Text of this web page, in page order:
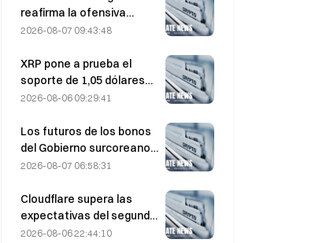
rendimientos a largo
plazo sería limitado.
reafirma la ofensiva
contra las criptomonedas
trabajo del 4 de agosto
2026-08-07 09:43:48
XRP pone a prueba el
soporte de 1,05 dólares
mientras Ethereum se
con un volumen bajo
2026-08-06 09:29:41
Los futuros de los bonos
del Gobierno surcoreano
con vencimiento a 3 y 10
antes de la subasta de la
próxima semana
2026-08-07 06:58:31
Cloudflare supera las
expectativas del segundo
trimestre con unos
2026-08-06 22:44:10